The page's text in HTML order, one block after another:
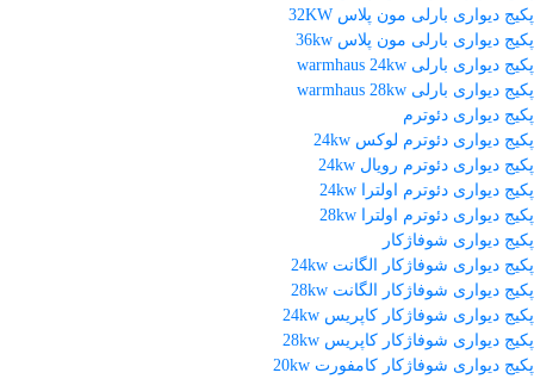
پکیج دیواری بارلی مون پلاس 32KW
پکیج دیواری بارلی مون پلاس 36kw
پکیج دیواری بارلی warmhaus 24kw
پکیج دیواری بارلی warmhaus 28kw
پکیج دیواری دئوترم
پکیج دیواری دئوترم لوکس 24kw
پکیج دیواری دئوترم رویال 24kw
پکیج دیواری دئوترم اولترا 24kw
پکیج دیواری دئوترم اولترا 28kw
پکیج دیواری شوفاژکار
پکیج دیواری شوفاژکار الگانت 24kw
پکیج دیواری شوفاژکار الگانت 28kw
پکیج دیواری شوفاژکار کاپریس 24kw
پکیج دیواری شوفاژکار کاپریس 28kw
پکیج دیواری شوفاژکار کامفورت 20kw